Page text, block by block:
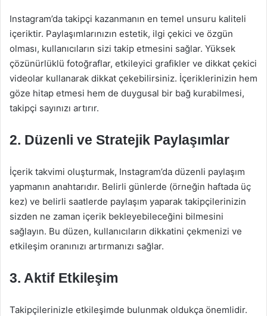
Instagram’da takipçi kazanmanın en temel unsuru kaliteli
içeriktir. Paylaşımlarınızın estetik, ilgi çekici ve özgün
olması, kullanıcıların sizi takip etmesini sağlar. Yüksek
çözünürlüklü fotoğraflar, etkileyici grafikler ve dikkat çekici
videolar kullanarak dikkat çekebilirsiniz. İçeriklerinizin hem
göze hitap etmesi hem de duygusal bir bağ kurabilmesi,
takipçi sayınızı artırır.
2. Düzenli ve Stratejik Paylaşımlar
İçerik takvimi oluşturmak, Instagram’da düzenli paylaşım
yapmanın anahtarıdır. Belirli günlerde (örneğin haftada üç
kez) ve belirli saatlerde paylaşım yaparak takipçilerinizin
sizden ne zaman içerik bekleyebileceğini bilmesini
sağlayın. Bu düzen, kullanıcıların dikkatini çekmenizi ve
etkileşim oranınızı artırmanızı sağlar.
3. Aktif Etkileşim
Takipçilerinizle etkileşimde bulunmak oldukça önemlidir.